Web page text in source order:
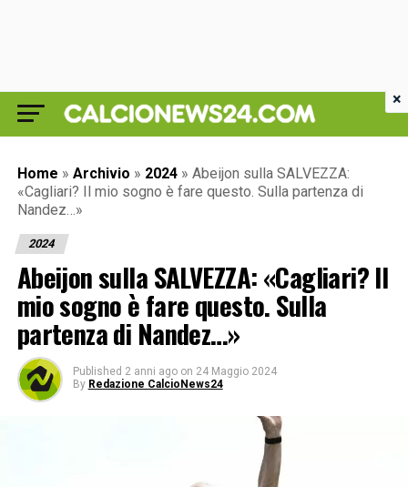
Home » Archivio » 2024 » Abeijon sulla SALVEZZA:
«Cagliari? Il mio sogno è fare questo. Sulla partenza di
Nandez…»
2024
Abeijon sulla SALVEZZA: «Cagliari? Il
mio sogno è fare questo. Sulla
partenza di Nandez…»
Published 2 anni ago on 24 Maggio 2024
By Redazione CalcioNews24
×